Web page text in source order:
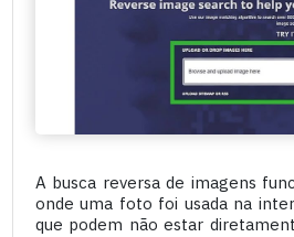
A busca reversa de imagens
onde uma foto foi usada na
que podem não estar